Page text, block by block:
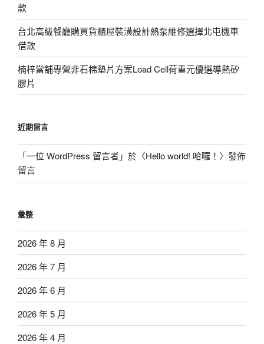
款
台北高級餐廳購買貨櫃屋裝潢設計熱泵維修選擇北屯機車
借款
楠梓當舖專營非石棉墊片方案Load Cell荷重元優選導熱矽
膠片
近期留言
「一位 WordPress 留言者」於〈Hello world! 哈囉！ 〉發佈
留言
彙整
2026 年 8 月
2026 年 7 月
2026 年 6 月
2026 年 5 月
2026 年 4 月